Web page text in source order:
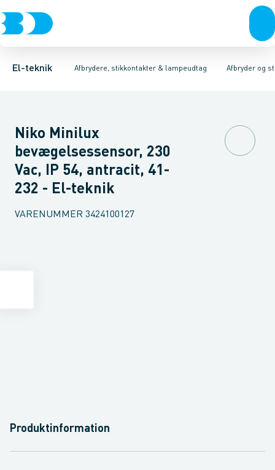
El-teknik Afbrydere, stikkontakter & lampeudtag
Afbrydere, stikkontakter & lampeudtagForgreningsmateriel
Afbryder og
Afbryder og stikdåsemateriel
Afbryder og stikkontakt kombinationInstallationsafbryder
Niko Minilux
bevægelsessensor, 230
Vac, IP 54, antracit, 41-
232 - El-teknik
VARENUMMER 3424100127
Produktinformation